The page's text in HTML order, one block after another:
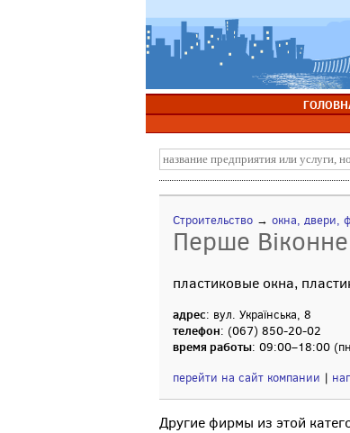
Строительство → окна, двери,
Перше
пластиковые окна,
адрес: вул. Українська, 8
телефон: (067) 850-20-02
время работы: 09:00–18:00
перейти на сайт компании |
Другие фирмы из этой